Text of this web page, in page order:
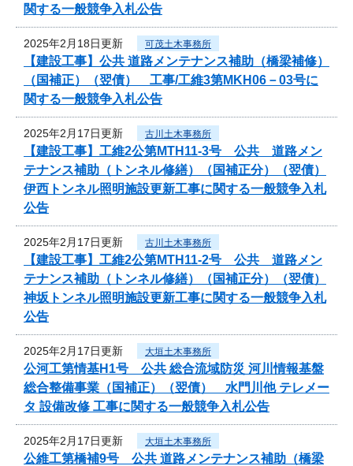
関する一般競争入札公告
2025年2月18日更新 可茂土木事務所
【建設工事】公共 道路メンテナンス補助（橋梁補修）
（国補正）（翌債） 工事/工維3第MKH06－03号に
関する一般競争入札公告
2025年2月17日更新 古川土木事務所
【建設工事】工維2公第MTH11-3号 公共 道路メン
テナンス補助（トンネル修繕）（国補正分）（翌債）
伊西トンネル照明施設更新工事に関する一般競争入札
公告
2025年2月17日更新 古川土木事務所
【建設工事】工維2公第MTH11-2号 公共 道路メン
テナンス補助（トンネル修繕）（国補正分）（翌債）
神坂トンネル照明施設更新工事に関する一般競争入札
公告
2025年2月17日更新 大垣土木事務所
公河工第情基H1号 公共 総合流域防災 河川情報基盤
総合整備事業（国補正）（翌債） 水門川他 テレメー
タ 設備改修 工事に関する一般競争入札公告
2025年2月17日更新 大垣土木事務所
公維工第橋補9号 公共 道路メンテナンス補助（橋梁